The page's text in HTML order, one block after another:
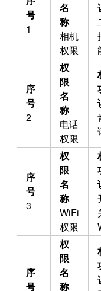
1
相机
权限
2
电话
权限
3
WiFi
权限